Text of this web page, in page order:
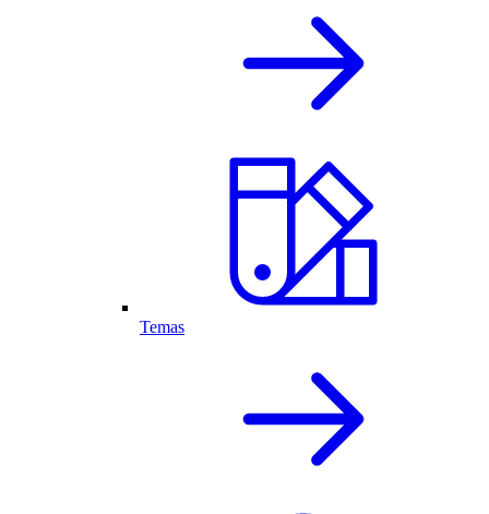
Temas